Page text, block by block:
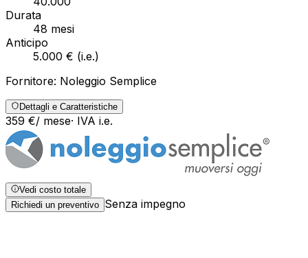
Durata
48 mesi
Anticipo
5.000 € (i.e.)
Fornitore: Noleggio Semplice
Dettagli e Caratteristiche
359 €/ mese· IVA i.e.
Vedi costo totale
Richiedi un preventivo Senza impegno